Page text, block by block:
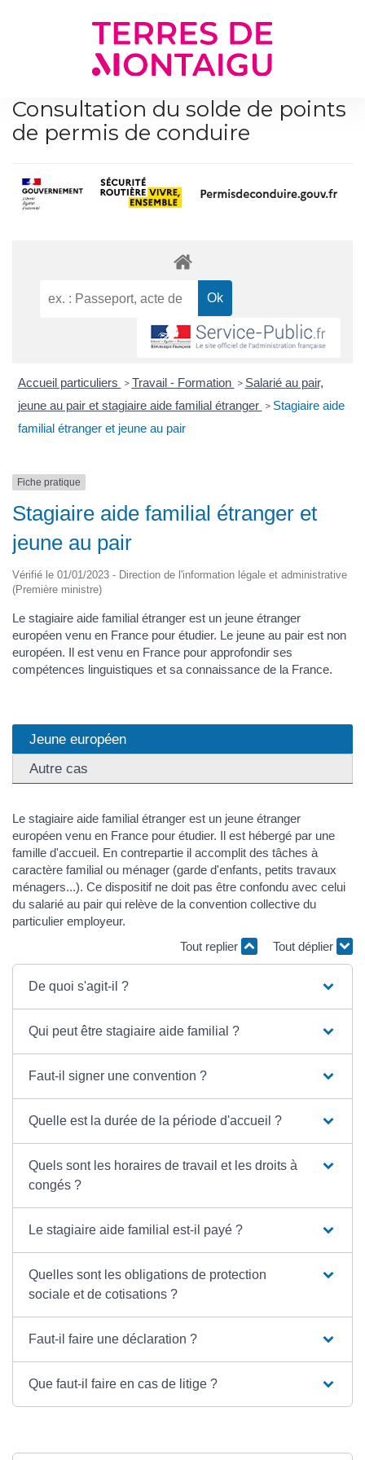
Consultation du solde de points
de permis de conduire
Accueil particuliers > Travail - Formation > Salarié au pair,
jeune au pair et stagiaire aide familial étranger > Stagiaire aide
familial étranger et jeune au pair
Fiche pratique
Stagiaire aide familial étranger et
jeune au pair
Vérifié le 01/01/2023 - Direction de l'information légale et administrative
(Première ministre)
Le stagiaire aide familial étranger est un jeune étranger
européen venu en France pour étudier. Le jeune au pair est non
européen. Il est venu en France pour approfondir ses
compétences linguistiques et sa connaissance de la France.
Jeune européen
Autre cas
Le stagiaire aide familial étranger est un jeune étranger
européen venu en France pour étudier. Il est hébergé par une
famille d'accueil. En contrepartie il accomplit des tâches à
caractère familial ou ménager (garde d'enfants, petits travaux
ménagers...). Ce dispositif ne doit pas être confondu avec celui
du salarié au pair qui relève de la convention collective du
particulier employeur.
Tout replier
Tout déplier
De quoi s'agit-il ?
Qui peut être stagiaire aide familial ?
Faut-il signer une convention ?
Quelle est la durée de la période d'accueil ?
Quels sont les horaires de travail et les droits à
congés ?
Le stagiaire aide familial est-il payé ?
Quelles sont les obligations de protection
sociale et de cotisations ?
Faut-il faire une déclaration ?
Que faut-il faire en cas de litige ?